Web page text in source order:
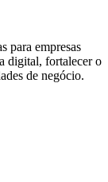
para empresas
digital, fortalecer o
de negócio.